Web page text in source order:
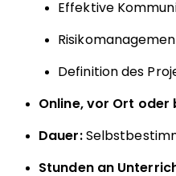
Effektive
Definition des
Online, vor Ort oder
Dauer:
Stunden an